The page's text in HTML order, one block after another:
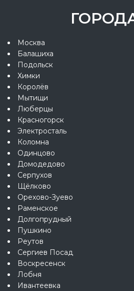
Москва
Балашиха
Подольск
Химки
Королёв
Мытищи
Люберцы
Красногорск
Электросталь
Коломна
Одинцово
Домодедово
Серпухов
Щёлково
Орехово-Зуево
Раменское
Долгопрудный
Пушкино
Реутов
Сергиев Посад
Воскресенск
Лобня
Ивантеевка